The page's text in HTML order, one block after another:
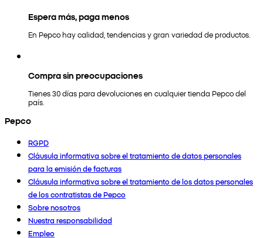
Espera más, paga menos
En Pepco hay calidad, tendencias y gran variedad de productos.
Compra sin preocupaciones
Tienes 30 días para devoluciones en cualquier tienda Pepco del
país.
Pepco
RGPD
Cláusula informativa sobre el tratamiento de datos personales
para la emisión de facturas
Cláusula informativa sobre el tratamiento de los datos personales
de los contratistas de Pepco
Sobre nosotros
Nuestra responsabilidad
Empleo